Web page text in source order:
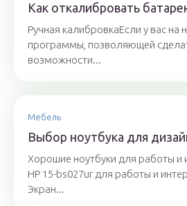
Как откалибровать
Ручная калибровкаЕсли у вас на
программы, позволяющей
возможности...
Мебель
Выбор ноутбука для
Хорошие ноутбуки для работы и
HP 15-bs027ur для работы и
Экран...